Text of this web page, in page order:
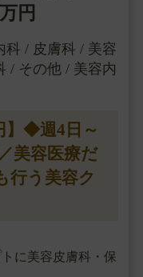
円
科 / 皮膚科 / 美容
/ その他 / 美容内
】◆週4日～
美容医療だ
行う美容ク
に美容皮膚科・保